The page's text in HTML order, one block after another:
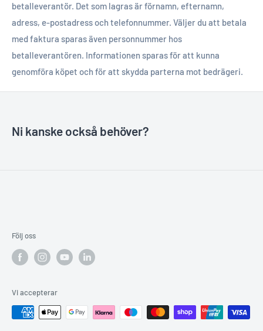
betalleverantör. Det som lagras är förnamn, efternamn,
adress, e-postadress och telefonnummer. Väljer du att betala
med faktura sparas även personnummer hos
betalleverantören. Informationen sparas för att kunna
genomföra köpet och för att skydda parterna mot bedrägeri.
Ni kanske också behöver?
Följ oss
Vi accepterar